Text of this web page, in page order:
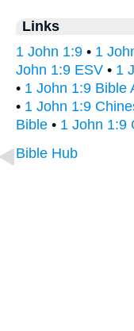
Links
1 John 1:9 • 1
John 1:9 ESV • 1
• 1 John 1:9 Bible
• 1 John 1:9
Bible • 1 John 1:9
Bible Hub